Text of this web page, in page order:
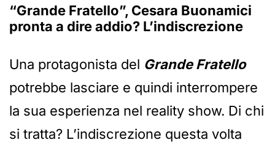
“Grande Fratello”, Cesara Buonamici
pronta a dire addio? L’indiscrezione
Una protagonista del Grande Fratello
potrebbe lasciare e quindi interrompere
la sua esperienza nel reality show. Di chi
si tratta? L’indiscrezione questa volta